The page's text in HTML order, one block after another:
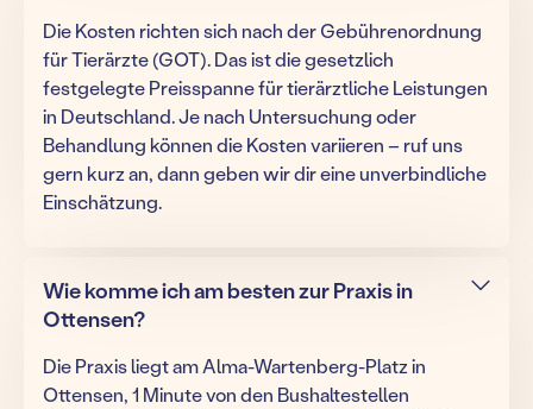
Die Kosten richten sich nach der Gebührenordnung
für Tierärzte (GOT). Das ist die gesetzlich
festgelegte Preisspanne für tierärztliche Leistungen
in Deutschland. Je nach Untersuchung oder
Behandlung können die Kosten variieren – ruf uns
gern kurz an, dann geben wir dir eine unverbindliche
Einschätzung.
Wie komme ich am besten zur Praxis in
Ottensen?
Die Praxis liegt am Alma-Wartenberg-Platz in
Ottensen, 1 Minute von den Bushaltestellen